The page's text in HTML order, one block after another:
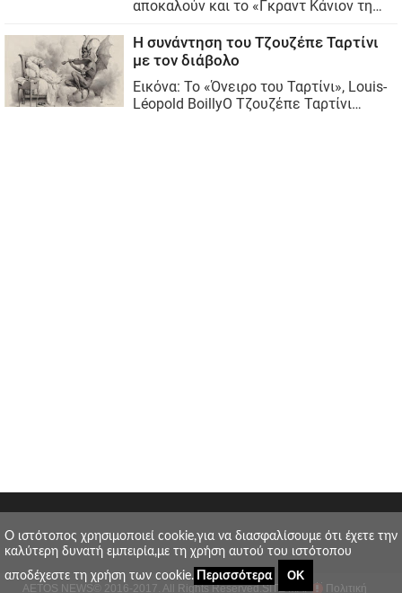
AETOS NEWS © 2016-2017. All Rights Reserved.SITE MAP Πολιτική
O ιστότοπος χρησιμοποιεί cookie,για να διασφαλίσουμε ότι έχετε την
καλύτερη δυνατή εμπειρία,με τη χρήση αυτού του ιστότοπου
αποδέχεστε τη χρήση των cookie.
Περισσότερα ΟΚ